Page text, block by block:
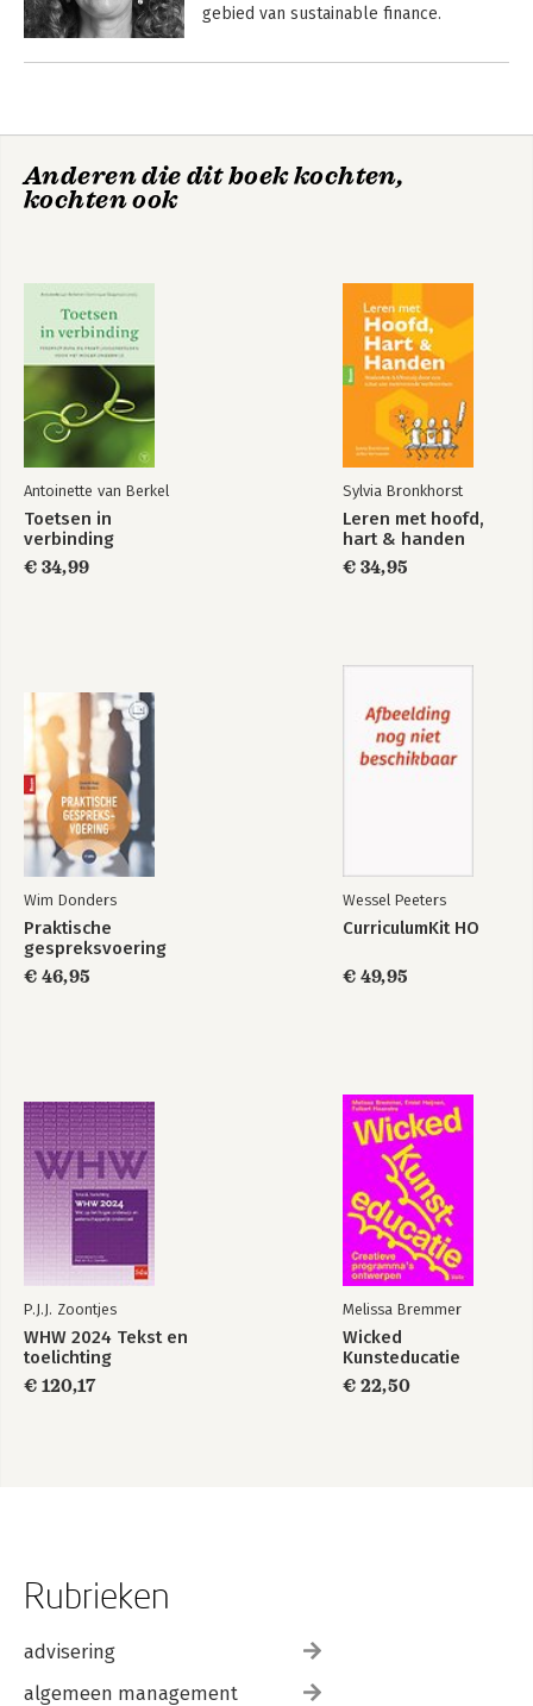
Bekijk alle boeken
gebied van sustainable finance.
‘Samen ervoor gaan tot het klopt’ is
duurzame carrière als van organisaties
bedrijfsvoering.
Impactvol
ondernemen in de
praktijk
Bekijk alle boeken
Anderen die dit boek kochten,
kochten ook
Antoinette van Berkel
Toetsen in
verbinding
€ 34,99
Sylvia Bronkhorst
Leren met hoofd,
hart & handen
€ 34,95
Wim Donders
Praktische
gespreksvoering
€ 46,95
Wessel Peeters
CurriculumKit HO
€ 49,95
P.J.J. Zoontjes
WHW 2024 Tekst en
toelichting
€ 120,17
Melissa Bremmer
Wicked
Kunsteducatie
€ 22,50
Rubrieken
advisering
algemeen management